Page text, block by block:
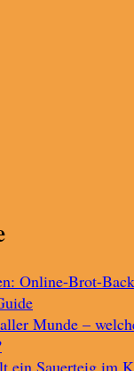
Online-Brot-
Munde –
ein Sauerteig im